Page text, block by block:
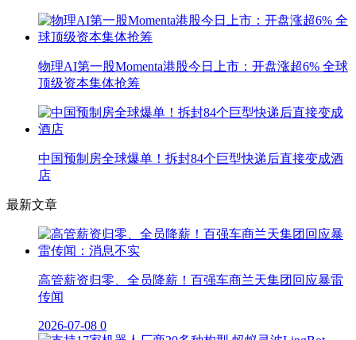
物理AI第一股Momenta港股今日上市：开盘涨超6% 全球
顶级资本集体抢筹
中国预制房全球爆单！拆封84个巨型快递后直接变成酒
店
最新文章
高管薪资归零、全员降薪！百强车商兰天集团回应暴雷
传闻
2026-07-08 0